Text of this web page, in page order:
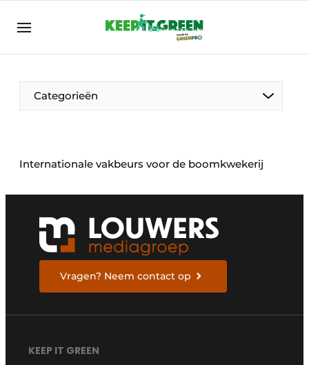
NL ENG FR
Categorieën
Internationale vakbeurs voor de boomkwekerij
Vragen? Neem contact op
KEEP IT GREEN